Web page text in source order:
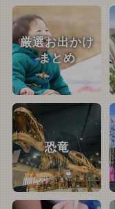
厳選お出かけ
まとめ
恐竜